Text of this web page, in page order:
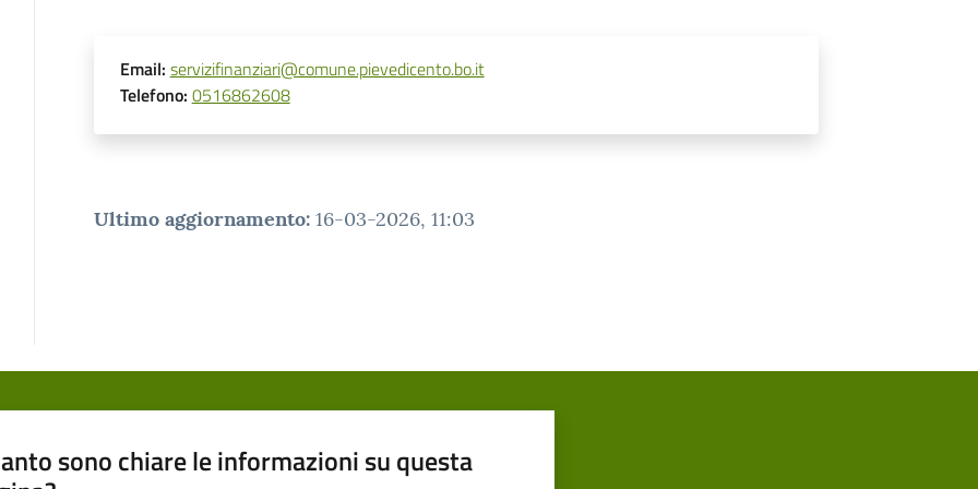
Email: servizifinanziari@comune.pievedicento.bo.it
Telefono: 0516862608
Ultimo aggiornamento: 16-03-2026, 11:03
sono chiare le informazioni su questa